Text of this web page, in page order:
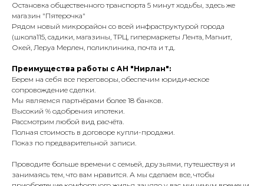
Остановка общественного транспорта 5 минут ходьбы, здесь же
магазин "Пятерочка"
Рядом новый микрорайон со всей инфраструктурой города
(школа115, садики, магазины, ТРЦ, гипермаркеты Лента, Магнит,
Окей, Леруа Мерлен, поликлиника, почта и т.д.
Преимущества работы с АН "Нирлан":
Берем на себя все переговоры, обеспечим юридическое
сопровождение сделки.
Мы являемся партнёрами более 18 банков.
Высокий % одобрения ипотеки.
Рассмотрим любой вид расчёта.
Полная стоимость в договоре купли-продажи.
Показ по предварительной записи.
Проводите больше времени с семьей, друзьями, путешествуя и
занимаясь тем, что вам нравится. А мы сделаем все, чтобы